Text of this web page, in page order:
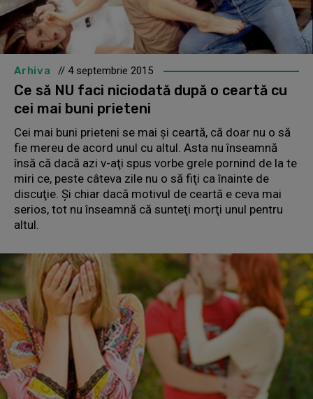
Arhiva // 4 septembrie 2015
Ce să NU faci niciodată după o ceartă cu
cei mai buni prieteni
Cei mai buni prieteni se mai şi ceartă, că doar nu o să
fie mereu de acord unul cu altul. Asta nu înseamnă
însă că dacă azi v-aţi spus vorbe grele pornind de la te
miri ce, peste câteva zile nu o să fiţi ca înainte de
discuţie. Şi chiar dacă motivul de ceartă e ceva mai
serios, tot nu înseamnă că sunteţi morţi unul pentru
altul.